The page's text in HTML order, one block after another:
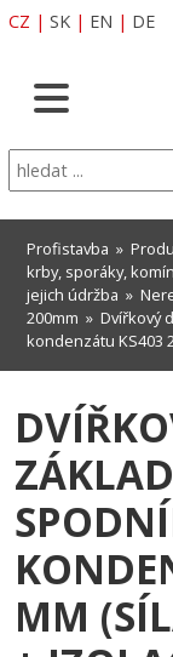
CZ | SK | EN | DE
Profistavba »
krby, sporáky,
jejich údržba »
200mm » Dvířkový
kondenzátu KS403
MM